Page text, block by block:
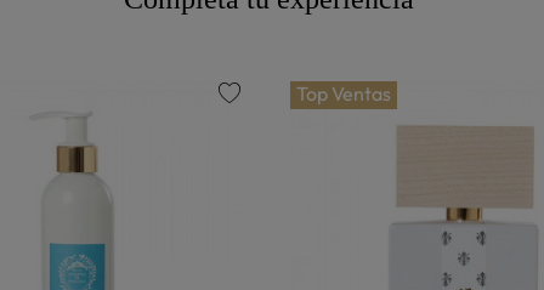
Top Ventas